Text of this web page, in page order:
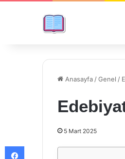
Anasayfa /Genel /
5 Mart 2025
Facebook